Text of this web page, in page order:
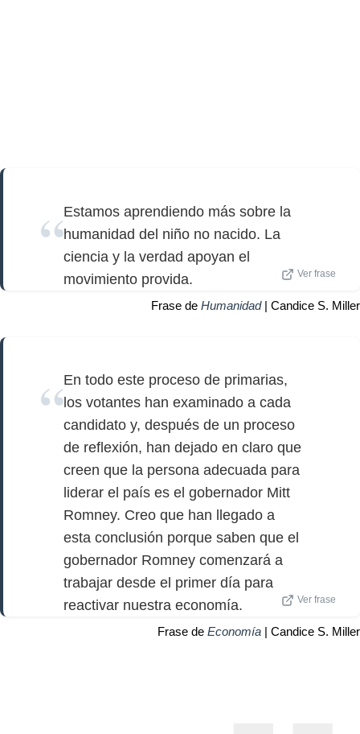
Estamos aprendiendo más sobre la
humanidad del niño no nacido. La
ciencia y la verdad apoyan el
movimiento provida.
Ver frase
Frase de Humanidad| Candice S. Miller
En todo este proceso de primarias,
los votantes han examinado a cada
candidato y, después de un proceso
de reflexión, han dejado en claro que
creen que la persona adecuada para
liderar el país es el gobernador Mitt
Romney. Creo que han llegado a
esta conclusión porque saben que el
gobernador Romney comenzará a
trabajar desde el primer día para
reactivar nuestra economía.
Ver frase
Frase de Economía | Candice S. Miller